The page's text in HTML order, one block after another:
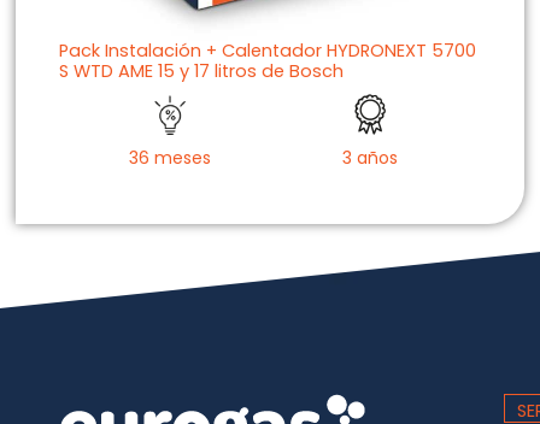
Pack Instalación + Calentador HYDRONEXT 5700
S WTD AME 15 y 17 litros de Bosch
36 meses 3 años